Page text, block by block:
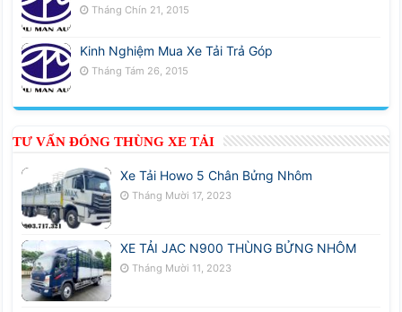
Tháng Chín 21, 2015
Kinh Nghiệm Mua Xe Tải Trả Góp
Tháng Tám 26, 2015
TƯ VẤN ĐÓNG THÙNG XE TẢI
Xe Tải Howo 5 Chân Bửng Nhôm
Tháng Mười 17, 2023
XE TẢI JAC N900 THÙNG BỬNG NHÔM
Tháng Mười 11, 2023